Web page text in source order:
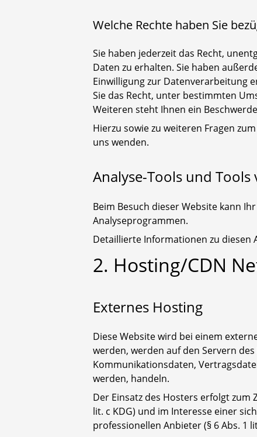
Welche Rechte haben Sie
Sie haben jederzeit das Recht,
Daten zu erhalten. Sie haben
Einwilligung zur Datenverarbeitung
Sie das Recht, unter bestimmten
Weiteren steht Ihnen ein
Hierzu sowie zu weiteren Fragen
uns wenden.
Analyse-Tools und
Beim Besuch dieser Website kann
Analyseprogrammen.
Detaillierte Informationen zu diesen
2. Hosting/CDN
Externes Hosting
Diese Website wird bei einem
werden, werden auf den Servern
Kommunikationsdaten,
werden, handeln.
Der Einsatz des Hosters erfolgt zum
lit. c KDG) und im Interesse einer
professionellen Anbieter (§ 6 Abs. 1